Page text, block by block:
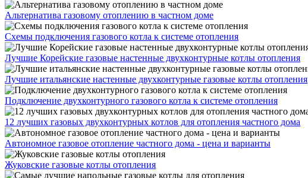
Альтернатива газовому отоплению в частном доме
Схемы подключения газового котла к системе отопления
Лучшие Корейские газовые настенные двухконтурные котлы отопления
Лучшие итальянские настенные двухконтурные газовые котлы отопления
Подключение двухконтурного газового котла к системе отопления
12 лучших газовых двухконтурных котлов для отопления частного дома
Автономное газовое отопление частного дома - цена и варианты
Жуковские газовые котлы отопления